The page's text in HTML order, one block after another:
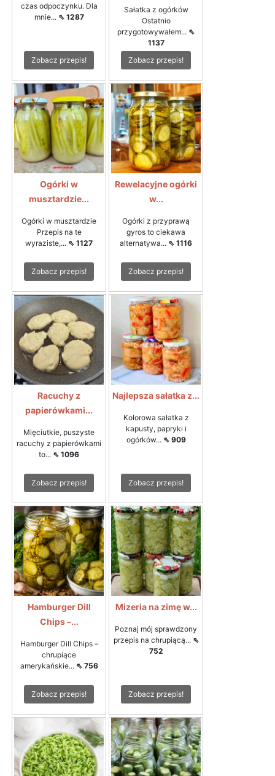
czas odpoczynku. Dla
mnie... ⇖ 1287
Zobacz przepis!
Sałatka z ogórków
Ostatnio
przygotowywałem... ⇖
1137
Zobacz przepis!
Ogórki w
musztardzie...
Ogórki w musztardzie
Przepis na te
wyraziste,... ⇖ 1127
Zobacz przepis!
Rewelacyjne ogórki
w...
Ogórki z przyprawą
gyros to ciekawa
alternatywa... ⇖ 1116
Zobacz przepis!
Racuchy z
papierówkami...
Mięciutkie, puszyste
racuchy z papierówkami
to... ⇖ 1096
Zobacz przepis!
Najlepsza sałatka z...
Kolorowa sałatka z
kapusty, papryki i
ogórków... ⇖ 909
Zobacz przepis!
Hamburger Dill
Chips –...
Hamburger Dill Chips –
chrupiące
amerykańskie... ⇖ 756
Zobacz przepis!
Mizeria na zimę w...
Poznaj mój sprawdzony
przepis na chrupiącą... ⇖
752
Zobacz przepis!